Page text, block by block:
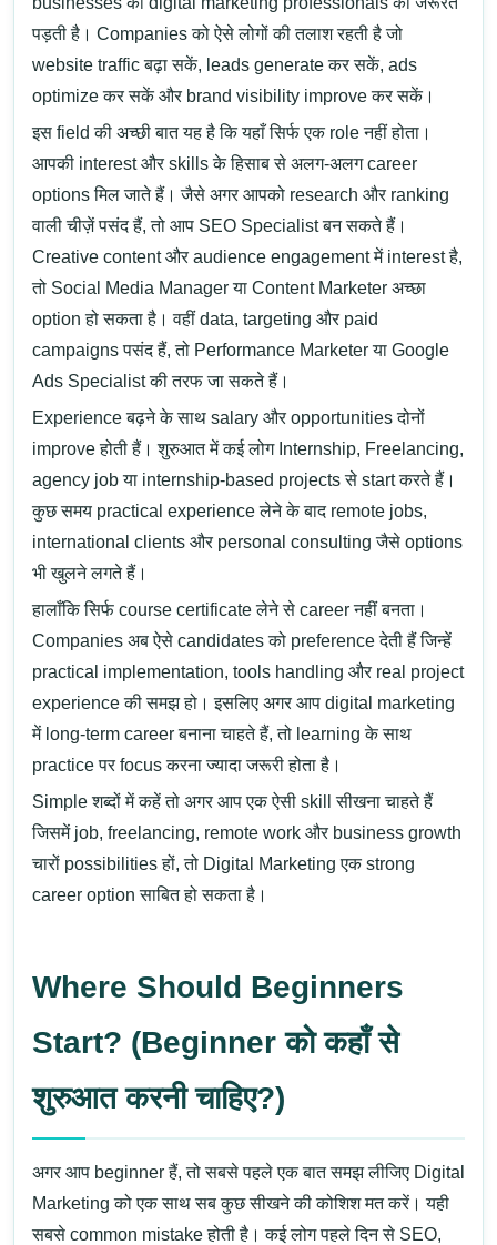
पड़ती है। Companies को ऐसे लोगों की तलाश रहती है जो
website traffic बढ़ा सकें, leads generate कर सकें, ads
optimize कर सकें और brand visibility improve कर सकें।
इस field की अच्छी बात यह है कि यहाँ सिर्फ एक role नहीं होता।
आपकी interest और skills के हिसाब से अलग-अलग career
options मिल जाते हैं। जैसे अगर आपको research और ranking
वाली चीज़ें पसंद हैं, तो आप SEO Specialistबन सकते हैं।
Creative content और audience engagement में interest है,
तो Social Media Managerया Content Marketer अच्छा
option हो सकता है। वहीं data, targeting और paid
campaigns पसंद हैं, तो Performance Marketerया Google
Ads Specialistकी तरफ जा सकते हैं।
Experience बढ़ने के साथ salary और opportunities दोनों
improve होती हैं। शुरुआत में कई लोग Internship, Freelancing,
agency job या internship-based projects से start करते हैं।
कुछ समय practical experience लेने के बाद remote jobs,
international clients और personal consulting जैसे options
भी खुलने लगते हैं।
हालाँकि सिर्फ course certificate लेने से career नहीं बनता।
Companies अब ऐसे candidates को preference देती हैं जिन्हें
practical implementation, tools handling और real project
experience की समझ हो। इसलिए अगर आप digital marketing
में long-term career बनाना चाहते हैं, तो learning के साथ
practice पर focus करना ज्यादा जरूरी होता है।
Simple शब्दों में कहें तो अगर आप एक ऐसी skill सीखना चाहते हैं
जिसमें job, freelancing, remote work और business growth
चारों possibilities हों, तो Digital Marketing एक strong
career option साबित हो सकता है।
Where Should Beginners
Start? (Beginner को कहाँ से
शुरुआत करनी चाहिए?)
अगर आप beginner हैं, तो सबसे पहले एक बात समझ लीजिए Digital
Marketing को एक साथ सब कुछ सीखने की कोशिश मत करें । यही
सबसे common mistake होती है। कई लोग पहले दिन से SEO,